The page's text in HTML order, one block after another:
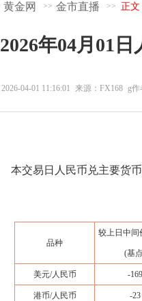
黄金网 >> 金市直播 >> 正文
2026年04月01
2026-04-01 11:16:01 来源：FX168 g作
本交易日人民币兑主要货币
品种
较上日中间
(基
美元/人民币 -169
港币/人民币 -23